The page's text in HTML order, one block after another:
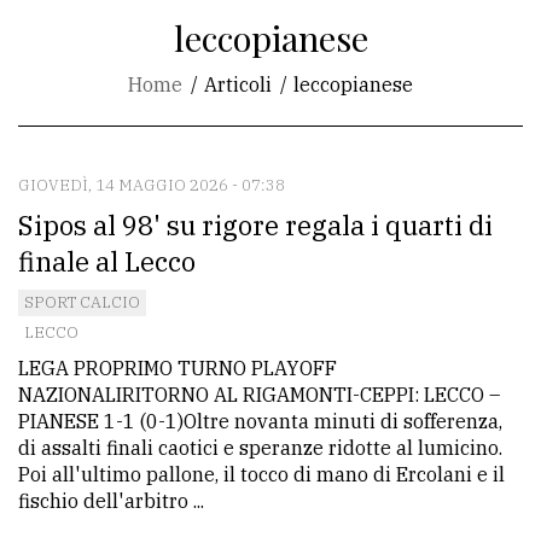
CONTATTI
La
redazione
Scrivici
Per
tua
pubblicità
CERCA
leccopianese
Home Articoli leccopianese
GIOVEDÌ, 14 MAGGIO 2026 - 07:38
Sipos al 98' su rigore regala i quarti di
finale al Lecco
SPORT CALCIO
LECCO
LEGA PROPRIMO TURNO PLAYOFF
NAZIONALIRITORNO AL RIGAMONTI-CEPPI: LECCO –
PIANESE 1-1 (0-1)Oltre novanta minuti di sofferenza,
di assalti finali caotici e speranze ridotte al lumicino.
Poi all'ultimo pallone, il tocco di mano di Ercolani e il
fischio dell'arbitro ...